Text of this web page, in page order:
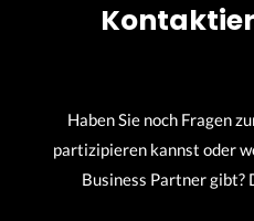
Haben Sie noch Fragen
partizipieren kannst oder
Business Partner gibt?